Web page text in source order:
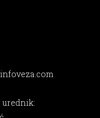
urednik: